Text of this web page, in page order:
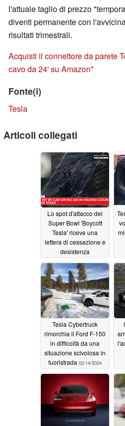
l'attuale taglio di prezzo
diventi permanente con
risultati trimestrali.
Acquisti il connettore da parete
cavo da 24' su Amazon
Fonte(i)
Tesla
Articoli collegati
Lo spot d'attacco del
Super Bowl 'Boycott
Tesla' riceve una
lettera di cessazione e
desistenza
dall'agenzia federale
che ha subito un torto
02/14/2024
Tesla Cybertruck
rimorchia il Ford F-150
in difficoltà da una
situazione scivolosa in
fuoristrada 02/14/2024